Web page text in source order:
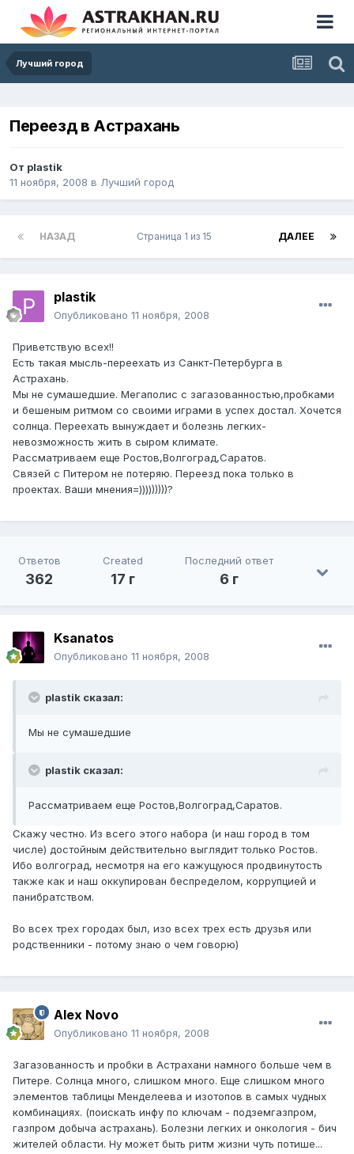
Лучший город
Переезд в Астрахань
От plastik
11 ноября, 2008 в Лучший город
НАЗАД ДАЛЕЕ
Страница 1 из 15
plastik
Опубликовано 11 ноября, 2008
Приветствую всех!!
Есть такая мысль-переехать из Санкт-Петербурга в
Астрахань.
Мы не сумашедшие. Мегаполис с загазованностью,пробками
и бешеным ритмом со своими играми в успех достал. Хочется
солнца. Переехать вынуждает и болезнь легких-
невозможность жить в сыром климате.
Рассматриваем еще Ростов,Волгоград,Саратов.
Связей с Питером не потеряю. Переезд пока только в
проектах. Ваши мнения=)))))))))?
Ответов
362
Created
17 г
Последний ответ
6 г
Ksanatos
Опубликовано 11 ноября, 2008
plastik сказал:
Мы не сумашедшие
plastik сказал:
Рассматриваем еще Ростов,Волгоград,Саратов.
Скажу честно. Из всего этого набора (и наш город в том
числе) достойным действительно выглядит только Ростов.
Ибо волгоград, несмотря на его кажущуюся продвинутость
также как и наш оккупирован беспределом, коррупцией и
панибратством.
Во всех трех городах был, изо всех трех есть друзья или
родственники - потому знаю о чем говорю)
Alex Novo
Опубликовано 11 ноября, 2008
Загазованность и пробки в Астрахани намного больше чем в
Питере. Солнца много, слишком много. Еще слишком много
элементов таблицы Менделеева и изотопов в самых чудных
комбинациях. (поискать инфу по ключам - подземгазпром,
газпром добыча астрахань). Болезни легких и онкология - бич
жителей области. Ну может быть ритм жизни чуть потише...